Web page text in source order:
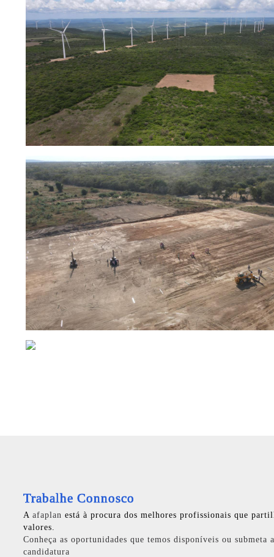
Trabalhe Connosco
A afaplan está à procura dos melhores profissionais que
valores.
Conheça as oportunidades que temos disponíveis ou submeta
candidatura